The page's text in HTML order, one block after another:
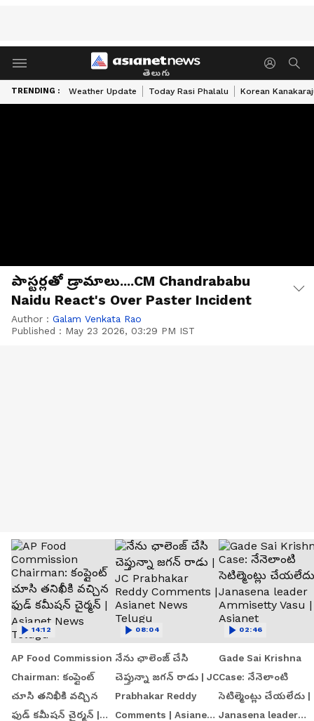
తెలుగు
TRENDING : Weather Update Today Rasi Phalalu Korean
పాస్టర్లతో డ్రామాలు....CM Chandrababu
Naidu React's Over Paster Incident
Author : Galam Venkata Rao
Published : May 23 2026, 03:29 PM IST
AP Food Commission
Chairman: కంప్లైంట్
చూసి తనిఖీకి వచ్చిన
ఫుడ్ కమీషన్ చైర్మన్ |
14:12
నేను ఛాలెంజ్ చేసి
చెప్తున్నా జగన్ రాడు | JC
Prabhakar Reddy
Comments | Asianet
08:04
Gade Sai Krishna
Case: నేనెలాంటి
సెటిల్మెంట్లు చేయలేదు |
Janasena leader
02:46